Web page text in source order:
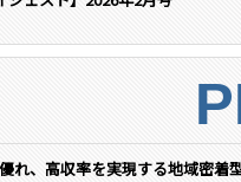
れ、高収率を実現する地域密